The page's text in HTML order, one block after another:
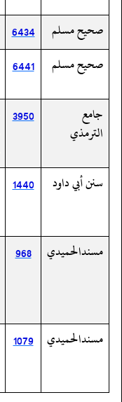
صحيح مسلم
6434
صحيح مسلم
6441
جامع
الترمذي
3950
سنن أبي داود
1440
مسندالحميدي
968
مسندالحميدي
1079